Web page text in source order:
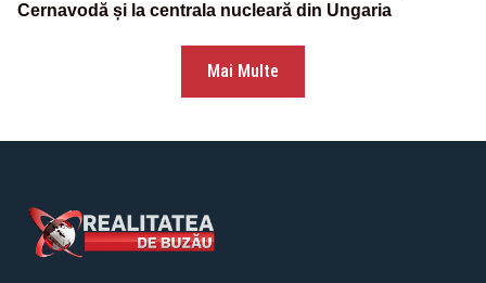
Cernavodă și la centrala nucleară din Ungaria
Mai Multe